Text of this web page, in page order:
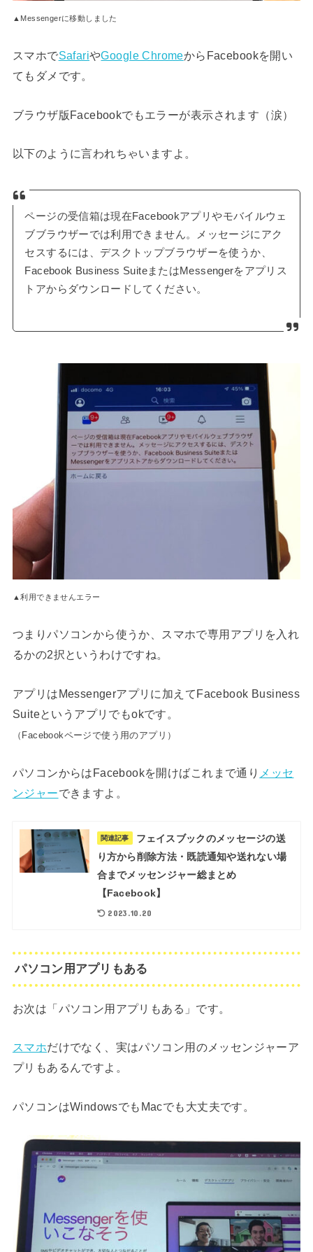
▲Messengerに移動しました
スマホでSafariやGoogle ChromeからFacebookを開い
てもダメです。
ブラウザ版Facebookでもエラーが表示されます（涙）
以下のように言われちゃいますよ。
ページの受信箱は現在Facebookアプリやモバイルウェ
ブブラウザーでは利用できません。メッセージにアク
セスするには、デスクトップブラウザーを使うか、
Facebook Business SuiteまたはMessengerをアプリス
トアからダウンロードしてください。
▲利用できませんエラー
つまりパソコンから使うか、スマホで専用アプリを入れ
るかの2択というわけですね。
アプリはMessengerアプリに加えてFacebook Business
Suiteというアプリでもokです。
（Facebookページで使う用のアプリ）
パソコンからはFacebookを開けばこれまで通り メッセ
ンジャーできますよ。
関連記事
フェイスブックのメッセージの送
り方から削除方法・既読通知や送れない場
合までメッセンジャー総まとめ
【Facebook】
2023.10.20
パソコン用アプリもある
お次は「パソコン用アプリもある」です。
スマホだけでなく、実はパソコン用のメッセンジャーア
プリもあるんですよ。
パソコンはWindowsでもMacでも大丈夫です。